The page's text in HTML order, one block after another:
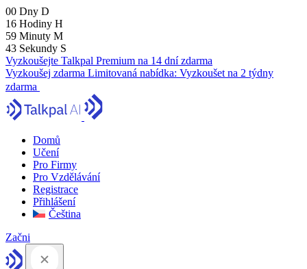
00 Dny D
16 Hodiny H
59 Minuty M
42 Sekundy S
Vyzkoušejte Talkpal Premium na 14 dní zdarma
Vyzkoušej zdarma Limitovaná nabídka: Vyzkoušet na 2 týdny
zdarma
Domů
Učení
Pro Firmy
Pro Vzdělávání
Registrace
Přihlášení
Čeština
Začni